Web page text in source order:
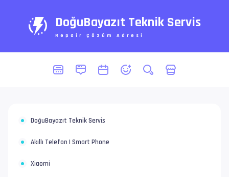
DoğuBayazıt Teknik Servis
Repair Çözüm Adresi
DoğuBayazıt Teknik Servis
Akıllı Telefon | Smart Phone
Xiaomi